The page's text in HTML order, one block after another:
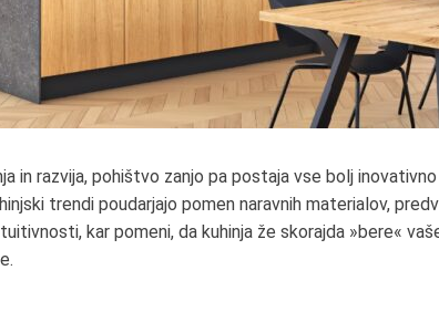
in razvija, pohištvo zanjo pa postaja vse bolj inovativno
trendi poudarjajo pomen naravnih materialov,
kar pomeni, da kuhinja že skorajda »bere«